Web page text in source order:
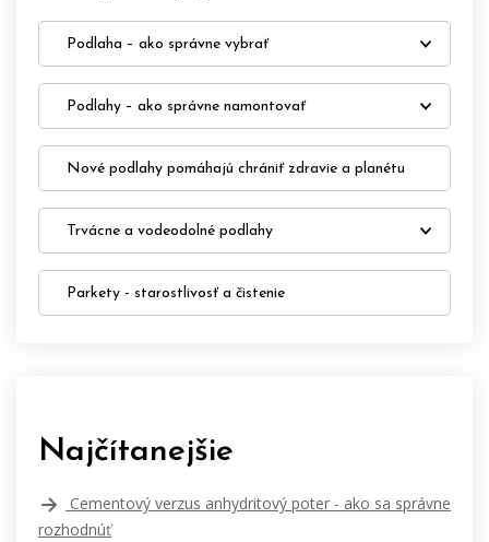
Podlaha – ako správne vybrať
Podlahy – ako správne namontovať
Nové podlahy pomáhajú chrániť zdravie a planétu
Trvácne a vodeodolné podlahy
Parkety - starostlivosť a čistenie
Najčítanejšie
Cementový verzus anhydritový poter - ako sa správne
rozhodnúť